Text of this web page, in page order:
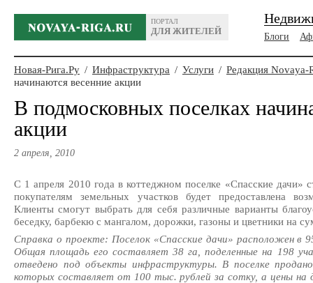
ПОРТАЛ
ДЛЯ ЖИТЕЛЕЙ
Блоги
Новая-Рига.Ру / Инфраструктура / Услуги / Редакция Novaya-
начинаются весенние акции
В подмосковных поселках
акции
2 апреля, 2010
С 1 апреля 2010 года в коттеджном поселке «Спасские дачи»
покупателям земельных участков будет предоставлена
Клиенты смогут выбрать для себя различные варианты
беседку, барбекю с мангалом, дорожки, газоны и цветники на
Справка о проекте: Поселок «Спасские дачи» расположен
Общая площадь его составляет 38 га, поделенные на 198
отведено под объекты инфраструктуры. В поселке
которых составляет от 100 тыс. рублей за сотку, а цены на